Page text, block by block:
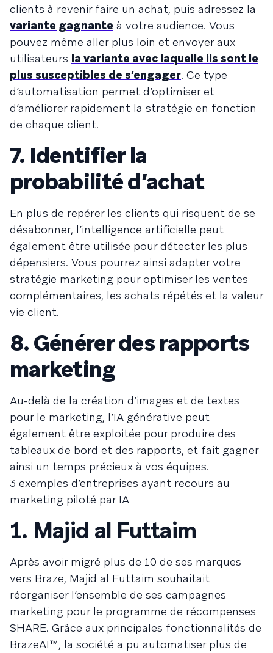
clients à revenir faire un achat, puis adressez la
variante gagnante à votre audience. Vous
pouvez même aller plus loin et envoyer aux
utilisateurs la variante avec laquelle ils sont le
plus susceptibles de s’engager. Ce type
d’automatisation permet d’optimiser et
d’améliorer rapidement la stratégie en fonction
de chaque client.
7. Identifier la
probabilité d’achat
En plus de repérer les clients qui risquent de se
désabonner, l’intelligence artificielle peut
également être utilisée pour détecter les plus
dépensiers. Vous pourrez ainsi adapter votre
stratégie marketing pour optimiser les ventes
complémentaires, les achats répétés et la valeur
vie client.
8. Générer des rapports
marketing
Au-delà de la création d’images et de textes
pour le marketing, l’IA générative peut
également être exploitée pour produire des
tableaux de bord et des rapports, et fait gagner
ainsi un temps précieux à vos équipes.
3 exemples d’entreprises ayant recours au
marketing piloté par IA
1. Majid al Futtaim
Après avoir migré plus de 10 de ses marques
vers Braze, Majid al Futtaim souhaitait
réorganiser l’ensemble de ses campagnes
marketing pour le programme de récompenses
SHARE. Grâce aux principales fonctionnalités de
BrazeAI™, la société a pu automatiser plus de